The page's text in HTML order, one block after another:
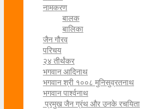
नामकरण
बालक
बालिका
जैन गौरव
परिचय
२४ तीर्थंकर
भगवान आदिनाथ
भगवान श्री १००८ मुनिसुव्रतनाथ
भगवान पार्श्वनाथ
प्रमुख जैन ग्रंथ और उनके रचयिता